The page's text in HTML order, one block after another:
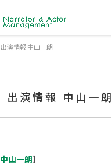
出演情報 中山一朗
出演情報 中山一朗
中山一朗】